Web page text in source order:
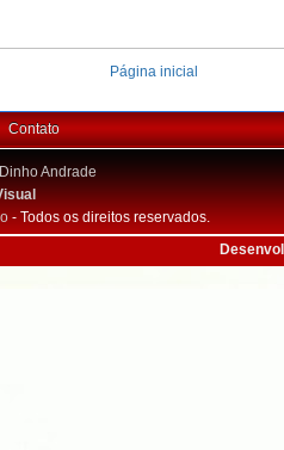
Página inicial
Contato
Dinho Andrade
- Todos os direitos reservados.